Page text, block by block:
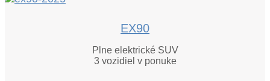
EX90
Plne elektrické SUV
3vozidiel v ponuke